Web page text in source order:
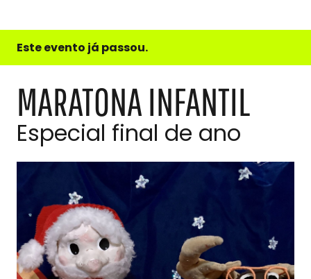
e
do
Este evento já passou.
MARATONA INFANTIL
Especial final de ano